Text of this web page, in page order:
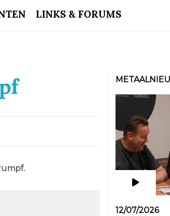
LINKS & FORUMS
12/07/2026